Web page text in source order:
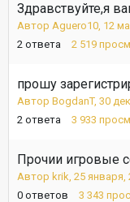
Здравствуйте,я
Автор Aguero10, 12
2 ответа 2 519
прошу
Автор BogdanT, 30
2 ответа 3 933
Прочии игровые
Автор krik, 25 января,
0 ответов 3 343